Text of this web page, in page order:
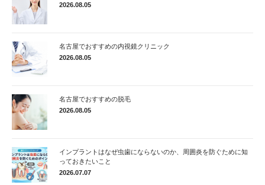
2026.08.05
名古屋でおすすめの内視鏡クリニック
2026.08.05
名古屋でおすすめの脱毛
2026.08.05
インプラントはなぜ虫歯にならないのか、周囲炎を防ぐために知
っておきたいこと
2026.07.07